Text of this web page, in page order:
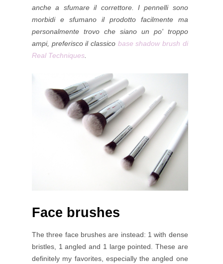
anche a sfumare il correttore. I pennelli sono
morbidi e sfumano il prodotto facilmente ma
personalmente trovo che siano un po' troppo
ampi, preferisco il classico base shadow brush di
Real Techniques
Face brushes
The three face brushes are instead: 1 with dense
bristles, 1 angled and 1 large pointed. These are
definitely my favorites, especially the angled one